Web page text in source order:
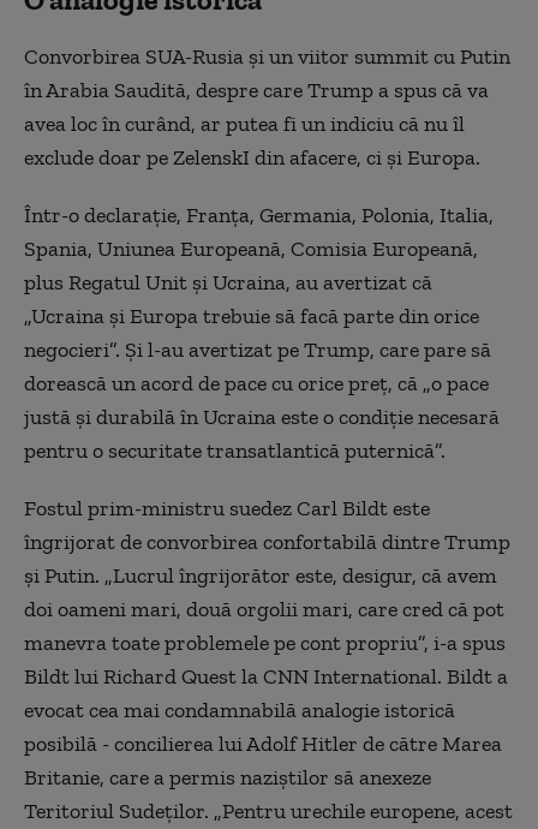
Convorbirea SUA-Rusia şi un viitor summit cu Putin
în Arabia Saudită, despre care Trump a spus că va
avea loc în curând, ar putea fi un indiciu că nu îl
exclude doar pe ZelenskI din afacere, ci şi Europa.
Într-o declaraţie, Franţa, Germania, Polonia, Italia,
Spania, Uniunea Europeană, Comisia Europeană,
plus Regatul Unit şi Ucraina, au avertizat că
„Ucraina şi Europa trebuie să facă parte din orice
negocieri”. Şi l-au avertizat pe Trump, care pare să
dorească un acord de pace cu orice preţ, că „o pace
justă şi durabilă în Ucraina este o condiţie necesară
pentru o securitate transatlantică puternică”.
Fostul prim-ministru suedez Carl Bildt este
îngrijorat de convorbirea confortabilă dintre Trump
şi Putin. „Lucrul îngrijorător este, desigur, că avem
doi oameni mari, două orgolii mari, care cred că pot
manevra toate problemele pe cont propriu”, i-a spus
Bildt lui Richard Quest la CNN International. Bildt a
evocat cea mai condamnabilă analogie istorică
posibilă - concilierea lui Adolf Hitler de către Marea
Britanie, care a permis naziştilor să anexeze
Teritoriul Sudeţilor. „Pentru urechile europene, acest